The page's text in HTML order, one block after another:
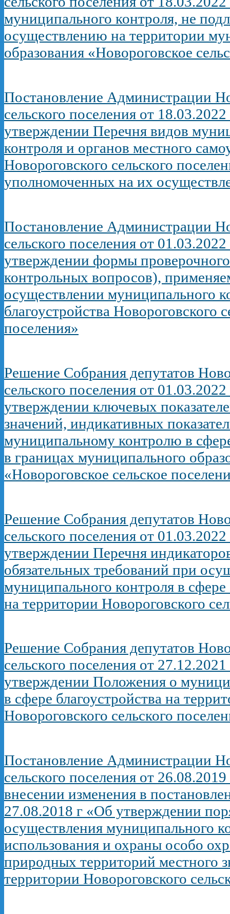
муниципального контроля, не
осуществлению на территории
образования «Новороговское
Постановление Администрации
сельского поселения от
утверждении Перечня видов
контроля и органов местного
Новороговского сельского
уполномоченных на их
Постановление Администрации
сельского поселения от
утверждении формы
контрольных вопросов),
осуществлении муниципального
благоустройства Новороговского
поселения»
Решение Собрания депутатов
сельского поселения от
утверждении ключевых
значений, индикативных
муниципальному контролю в
в границах муниципального
«Новороговское сельское
Решение Собрания депутатов
сельского поселения от
утверждении Перечня
обязательных требований при
муниципального контроля в сфере
на территории Новороговского
Решение Собрания депутатов
сельского поселения от
утверждении Положения о
в сфере благоустройства на
Новороговского сельского
Постановление Администрации
сельского поселения от
внесении изменения в
27.08.2018 г «Об утверждении
осуществления муниципального
использования и охраны особо
природных территорий местного
территории Новороговского